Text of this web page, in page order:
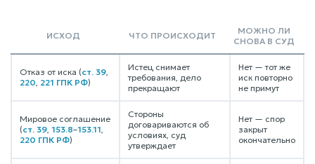
ИСХОД ЧТО ПРОИСХОДИТ
МОЖНО ЛИ
СНОВА В СУД
Отказ от иска (ст. 39,
220, 221 ГПК РФ)
Истец снимает
требования, дело
прекращают
Нет — тот же
иск повторно
не примут
Мировое соглашение
(ст. 39, 153.8–153.11,
220 ГПК РФ)
Стороны
договариваются об
условиях, суд
утверждает
Нет — спор
закрыт
окончательно